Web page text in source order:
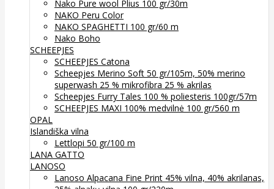
Nako Pure wool Plius 100 gr/30m
NAKO Peru Color
NAKO SPAGHETTI 100 gr/60 m
Nako Boho
SCHEEPJES
SCHEEPJES Catona
Scheepjes Merino Soft 50 gr/105m, 50% merino
superwash 25 % mikrofibra 25 % akrilas
Scheepjes Furry Tales 100 % poliesteris 100gr/57m
SCHEEPJES MAXI 100% medvilnė 100 gr/560 m
OPAL
Islandiška vilna
Lettlopi 50 gr/100 m
LANA GATTO
LANOSO
Lanoso Alpacana Fine Print 45% vilna, 40% akrilanas,